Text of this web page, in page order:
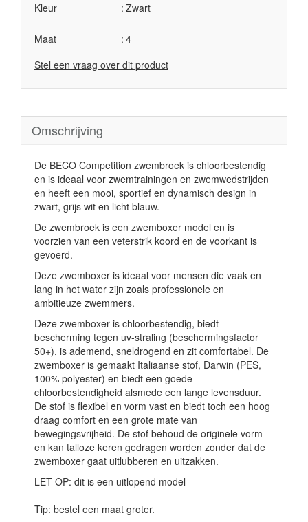
Kleur
Zwart
Maat
4
Stel een vraag over dit product
Omschrijving
De BECO Competition zwembroek is chloorbestendig
en is ideaal voor zwemtrainingen en zwemwedstrijden
en heeft een mooi, sportief en dynamisch design in
zwart, grijs wit en licht blauw.
De zwembroek is een zwemboxer model en is
voorzien van een veterstrik koord en de voorkant is
gevoerd.
Deze zwemboxer is ideaal voor mensen die vaak en
lang in het water zijn zoals professionele en
ambitieuze zwemmers.
Deze zwemboxer is chloorbestendig, biedt
bescherming tegen uv-straling (beschermingsfactor
50+), is ademend, sneldrogend en zit comfortabel. De
zwemboxer is gemaakt Italiaanse stof, Darwin (PES,
100% polyester) en biedt een goede
chloorbestendigheid alsmede een lange levensduur.
De stof is flexibel en vorm vast en biedt toch een hoog
draag comfort en een grote mate van
bewegingsvrijheid. De stof behoud de originele vorm
en kan talloze keren gedragen worden zonder dat de
zwemboxer gaat uitlubberen en uitzakken.
LET OP: dit is een uitlopend model
Tip: bestel een maat groter.